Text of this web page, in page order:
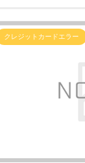
クレジットカードエラー